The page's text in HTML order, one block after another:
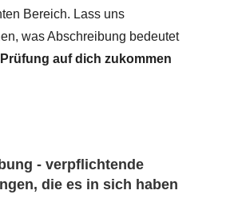
Bereich. Lass uns
was Abschreibung bedeutet
auf dich zukommen
- verpflichtende
die es in sich haben